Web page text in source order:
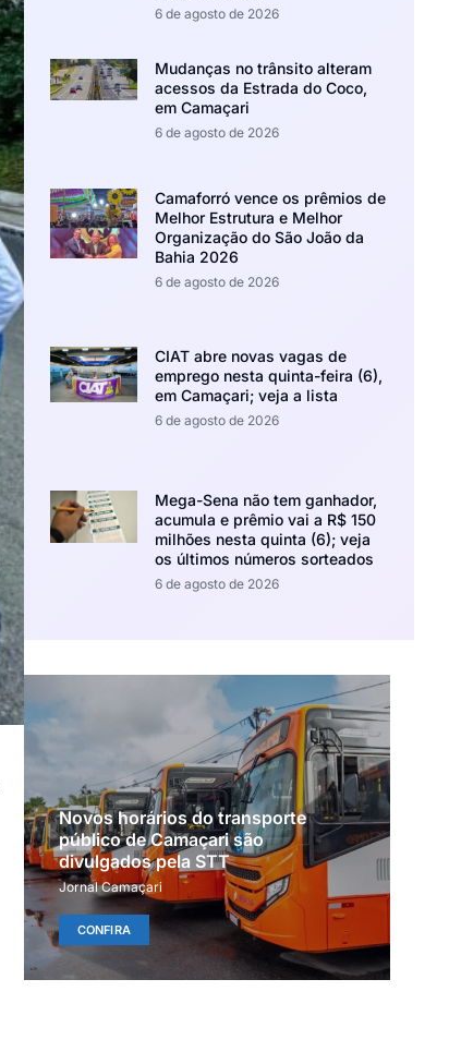
6 de agosto de 2026
Mudanças no trânsito alteram
acessos da Estrada do Coco,
em Camaçari
6 de agosto de 2026
Camaforró vence os prêmios de
Melhor Estrutura e Melhor
Organização do São João da
Bahia 2026
6 de agosto de 2026
CIAT abre novas vagas de
emprego nesta quinta-feira (6),
em Camaçari; veja a lista
6 de agosto de 2026
Mega-Sena não tem ganhador,
acumula e prêmio vai a R$ 150
milhões nesta quinta (6); veja
os últimos números sorteados
6 de agosto de 2026
Novos horários do transporte
público de Camaçari são
divulgados pela STT
Jornal Camaçari
CONFIRA